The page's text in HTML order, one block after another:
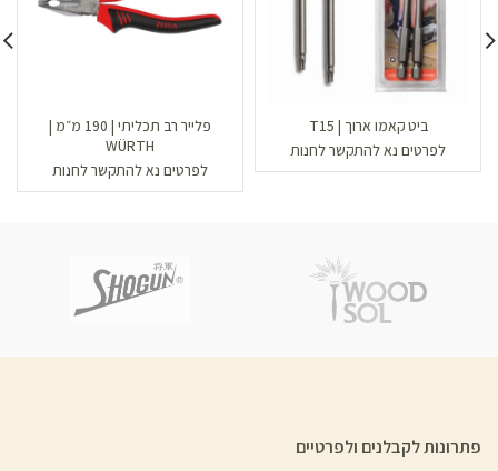
ביט קאמו ארוך | T15
לפרטים נא להתקשר לחנות
פלייר רב תכליתי | 190 מ״מ |
WÜRTH
לפרטים נא להתקשר לחנות
פתרונות לקבלנים ולפרטיים